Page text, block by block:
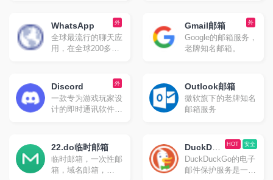
是专有软件。用户可
以相互交换加密与自
毁消息，发送照片、
影片等所有类型文
等多种平台客户端；
同时官方开放应用程
序接口，因此拥有许
外
WhatsApp
全球最流行的聊天应
用，在全球200多个
东、东南亚等地区渗
透率极高。最新数据
显示，WhatsApp目
前用户量已达到22.4
外
Gmail邮箱
Google的邮箱服务，
老牌知名邮箱。
外
Discord
一款专为游戏玩家设
计的即时通讯软件，
社区。它最初起源于
游戏语音和即时消息
（IM）工具服务，并
逐渐发展成为一个综
Outlook邮箱
微软旗下的老牌知名
邮箱服务
22.do临时邮箱
临时邮箱，一次性邮
箱，域名邮箱，
安全
HOT
DuckDuc
kGo
Email
DuckDuckGo的电子
邮件保护服务是一种